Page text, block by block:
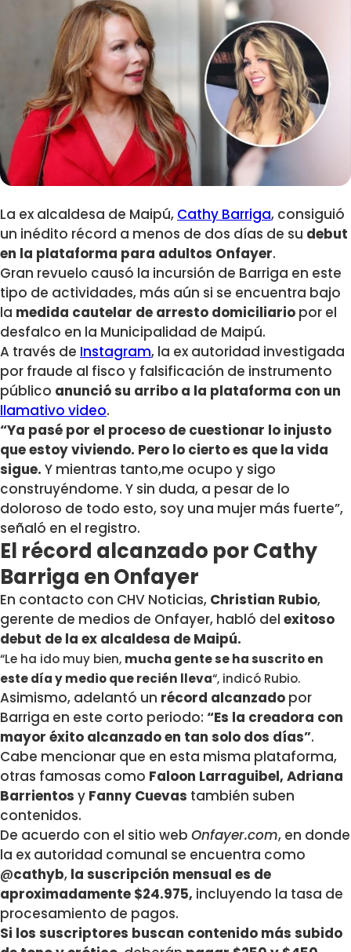
La ex alcaldesa de Maipú, Cathy Barriga, consiguió
un inédito récord a menos de dos días de su debut
en la plataforma para adultos Onfayer.
Gran revuelo causó la incursión de Barriga en este
tipo de actividades, más aún si se encuentra bajo
la medida cautelar de arresto domiciliario por el
desfalco en la Municipalidad de Maipú.
A través de Instagram, la ex autoridad investigada
por fraude al fisco y falsificación de instrumento
público anunció su arribo a la plataforma con un
llamativo video.
“Ya pasé por el proceso de cuestionar lo injusto
que estoy viviendo. Pero lo cierto es que la vida
sigue. Y mientras tanto,me ocupo y sigo
construyéndome. Y sin duda, a pesar de lo
doloroso de todo esto, soy una mujer más fuerte”,
señaló en el registro.
El récord alcanzado por Cathy
Barriga en Onfayer
En contacto con CHV Noticias, Christian Rubio,
gerente de medios de Onfayer, habló del exitoso
debut de la ex alcaldesa de Maipú.
“Le ha ido muy bien, mucha gente se ha suscrito en
este día y medio que recién lleva“, indicó Rubio.
Asimismo, adelantó un récord alcanzado por
Barriga en este corto periodo: “Es la creadora con
mayor éxito alcanzado en tan solo dos días”.
Cabe mencionar que en esta misma plataforma,
otras famosas como Faloon Larraguibel, Adriana
Barrientos y Fanny Cuevas también suben
contenidos.
De acuerdo con el sitio web Onfayer.com, en donde
la ex autoridad comunal se encuentra como
@cathyb, la suscripción mensual es de
aproximadamente $24.975, incluyendo la tasa de
procesamiento de pagos.
Si los suscriptores buscan contenido más subido